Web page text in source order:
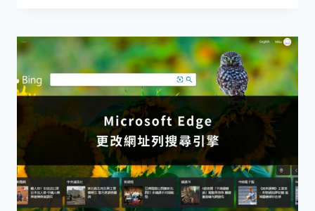
器]
在
EDGE
入
CHROME
擴
充
功
能